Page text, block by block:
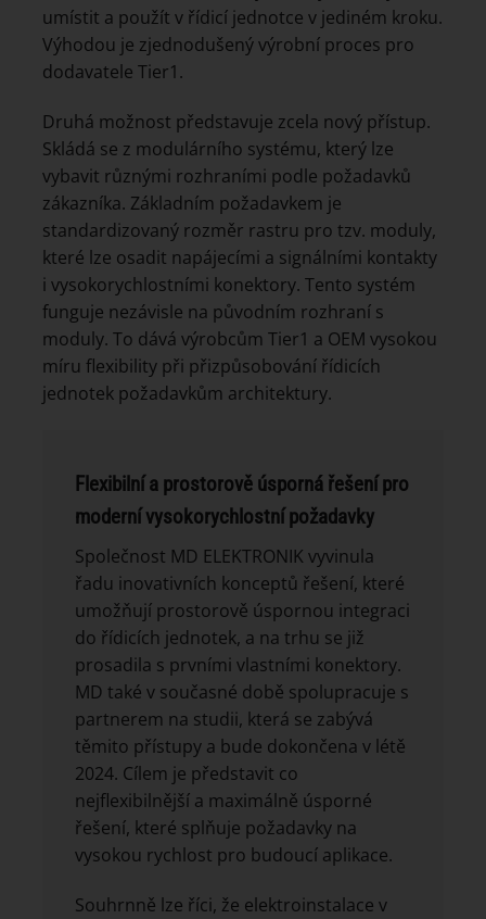
umístit a použít v řídicí jednotce v jediném kroku.
Výhodou je zjednodušený výrobní proces pro
dodavatele Tier1.
Druhá možnost představuje zcela nový přístup.
Skládá se z modulárního systému, který lze
vybavit různými rozhraními podle požadavků
zákazníka. Základním požadavkem je
standardizovaný rozměr rastru pro tzv. moduly,
které lze osadit napájecími a signálními kontakty
i vysokorychlostními konektory. Tento systém
funguje nezávisle na původním rozhraní s
moduly. To dává výrobcům Tier1 a OEM vysokou
míru flexibility při přizpůsobování řídicích
jednotek požadavkům architektury.
Flexibilní a prostorově úsporná řešení pro
moderní vysokorychlostní požadavky
Společnost MD ELEKTRONIK vyvinula
řadu inovativních konceptů řešení, které
umožňují prostorově úspornou integraci
do řídicích jednotek, a na trhu se již
prosadila s prvními vlastními konektory.
MD také v současné době spolupracuje s
partnerem na studii, která se zabývá
těmito přístupy a bude dokončena v létě
2024. Cílem je představit co
nejflexibilnější a maximálně úsporné
řešení, které splňuje požadavky na
vysokou rychlost pro budoucí aplikace.
Souhrnně lze říci, že elektroinstalace v